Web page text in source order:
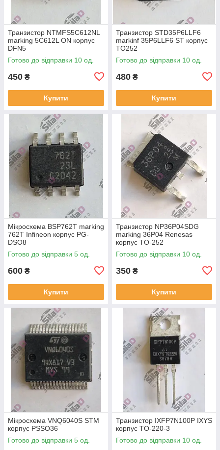
Транзистор NTMFS5C612NL
marking 5C612L ON корпус
DFN5
Готово до відправки 10 од.
450 ₴
Купити
Транзистор STD35P6LLF6
markinf 35P6LLF6 ST корпус
TO252
Готово до відправки 10 од.
480 ₴
Купити
Мікросхема BSP762T marking
762T Infineon корпус PG-
DSO8
Готово до відправки 5 од.
600 ₴
Купити
Транзистор NP36P04SDG
marking 36P04 Renesas
корпус TO-252
Готово до відправки 10 од.
350 ₴
Купити
Мікросхема VNQ6040S STM
корпус PSSO36
Готово до відправки 5 од.
Транзистор IXFP7N100P IXYS
корпус TO-220-3
Готово до відправки 10 од.